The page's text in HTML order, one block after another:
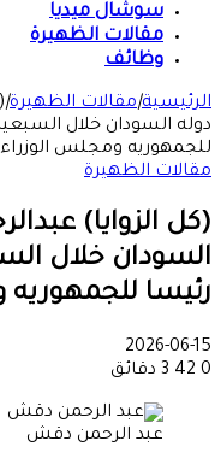
سوشال ميديا
مقالات الظهيرة
وظائف
الرئيسية|مقالات الظهيرة|
دوله السودان خلال
للجمهوريه ومجلس
مقالات الظهيرة
(كل الزوايا)
السودان خلال
رئيسا
2026-06-15
0
3 دقائق
عبد الرحمن دقش